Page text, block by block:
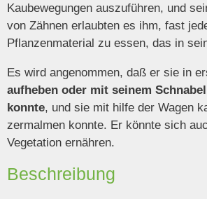
Kaubewegungen auszuführen, und
von Zähnen erlaubten es ihm, fast
Pflanzenmaterial zu essen, das in
Es wird angenommen, daß er sie in
aufheben oder mit seinem
konnte, und sie mit hilfe der Wagen
zermalmen konnte. Er könnte sich
Vegetation ernähren.
Beschreibung